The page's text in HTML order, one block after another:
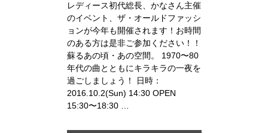
レディース初代総長、かなさん主催
のイベント、ザ・オールドファッシ
ョンが今年も開催されます！お時間
のある方は是非ご参加ください！！
蘇るあの頃・あの空間。 1970〜80
年代の曲とともにキラキラの一夜を
過ごしましょう！ 日時：
2016.10.2(Sun) 14:30 OPEN
15:30〜18:30 …